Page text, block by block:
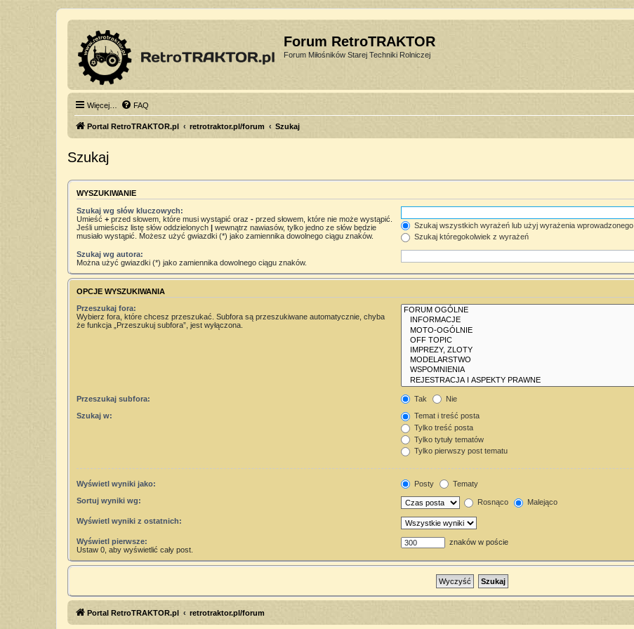
Forum RetroTRAKTOR
Forum Miłośników Starej Techniki Rolniczej
Więcej… FAQ
Portal RetroTRAKTOR.pl retrotraktor.pl/forum Szukaj
Szukaj
WYSZUKIWANIE
Szukaj wg słów kluczowych:
Umieść + przed słowem, które musi wystąpić oraz - przed słowem, które nie może wystąpić.
Jeśli umieścisz listę słów oddzielonych | wewnątrz nawiasów, tylko jedno ze słów będzie
musiało wystąpić. Możesz użyć gwiazdki (*) jako zamiennika dowolnego ciągu znaków.
Szukaj wszystkich wyrażeń lub użyj wyrażenia wprowadzonego
Szukaj któregokolwiek z wyrażeń
Szukaj wg autora:
Można użyć gwiazdki (*) jako zamiennika dowolnego ciągu znaków.
OPCJE WYSZUKIWANIA
Przeszukaj fora:
Wybierz fora, które chcesz przeszukać. Subfora są przeszukiwane automatycznie, chyba
że funkcja „Przeszukuj subfora”, jest wyłączona.
Przeszukaj subfora: Tak Nie
Szukaj w:
Temat i treść posta
Tylko treść posta
Tylko tytuły tematów
Tylko pierwszy post tematu
Wyświetl wyniki jako: Posty Tematy
Sortuj wyniki wg: Rosnąco Malejąco
Wyświetl wyniki z ostatnich:
Wyświetl pierwsze:
Ustaw 0, aby wyświetlić cały post.
znaków w poście
Portal RetroTRAKTOR.pl retrotraktor.pl/forum